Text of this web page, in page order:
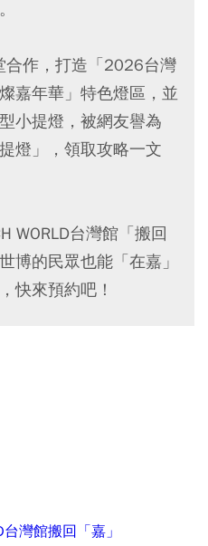
作，打造「2026台灣
嘉年華」特色燈區，並
小提燈，被網友譽為
燈」，領取攻略一文
WORLD台灣館「搬回
博的民眾也能「在嘉」
快來預約吧！
灣館搬回「嘉」